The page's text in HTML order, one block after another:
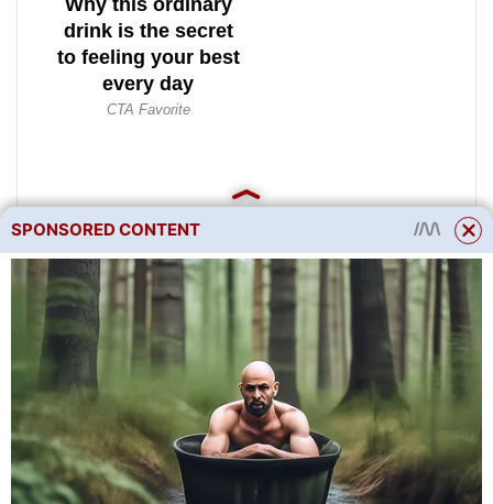
SPONSORED CONTENT